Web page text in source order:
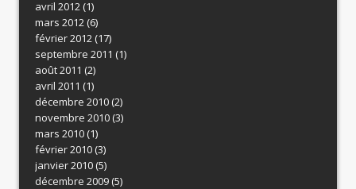
avril 2012(1)
mars 2012(6)
février 2012(17)
septembre 2011 (1)
août 2011 (2)
avril 2011 (1)
décembre 2010(2)
novembre 2010(3)
mars 2010(1)
février 2010(3)
janvier 2010(5)
décembre 2009(5)